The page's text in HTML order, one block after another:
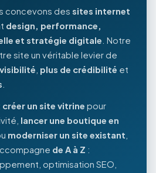
concevons des sites internet
design, performance,
et stratégie digitale . Notre
site un véritable levier de
plus de crédibilité et
créer un site vitrine pour
lancer une boutique en
moderniser un site existant
de A à Z :
optimisation SEO,